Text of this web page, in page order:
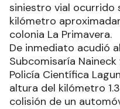
siniestro vial ocurrido
kilómetro
colonia La Primavera.
De inmediato acudió
Subcomisaría
Policía Científica
altura del kilómetro
colisión de un